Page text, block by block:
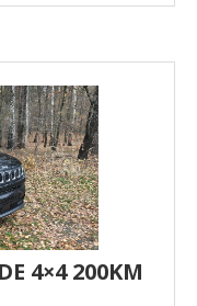
4×4 200KM